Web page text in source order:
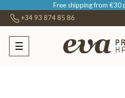
Free shipping from €30
+34 93 874 85 86
Toggle
navigation
☰